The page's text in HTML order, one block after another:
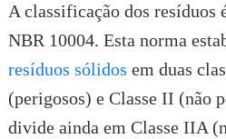
A classificação dos resíduos
NBR 10004. Esta norma
resíduos sólidos em duas
(perigosos) e Classe II (não
divide ainda em Classe IIA